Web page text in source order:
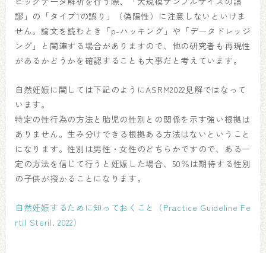
謬」の「タイプ1の誤り」（偽陽性）に注意しないといけま
せん。論文を読むとき「p-ハッキング」や「データドレッジ
ング」と関連する場合がありますので、他の研究者も再現性
があるかどうかを確認することも大事だと考えています。
自然妊娠に関しては下記のようにASRM2022見解ではなって
います。
特定の性行為の方法と胎児の性別との関係を示す強い根拠は
ありません。生み分けできる根拠ある方法はないということ
になります。性別は男性・女性のどちらかですので、ある一
定の方法を信じて行うと妊娠した場合、50％は期待する性別
の子供が授かることになります。
自然妊娠するために知っておくこと（Practice Guideline Fe
rtil Steril. 2022）